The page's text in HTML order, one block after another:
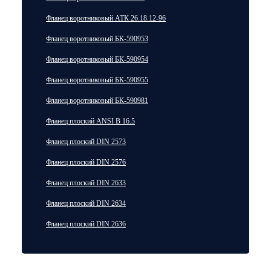
Фланец воротниковый АТК 26.18.12-96
Фланец воротниковый БК-590953
Фланец воротниковый БК-590954
Фланец воротниковый БК-590955
Фланец воротниковый БК-590981
Фланец плоский ANSI B 16.5
Фланец плоский DIN 2573
Фланец плоский DIN 2576
Фланец плоский DIN 2633
Фланец плоский DIN 2634
Фланец плоский DIN 2636